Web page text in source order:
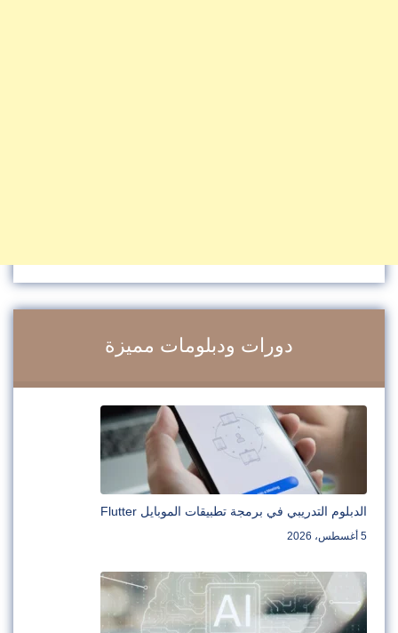
دورات ودبلومات مميزة
الدبلوم التدريبي في برمجة تطبيقات الموبايل Flutter
5 أغسطس، 2026